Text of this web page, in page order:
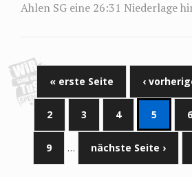
Ahlen SG eine 26:31 Niederlage
« erste Seite ‹
2 3 4 5 6
9 … nächste Seite ›